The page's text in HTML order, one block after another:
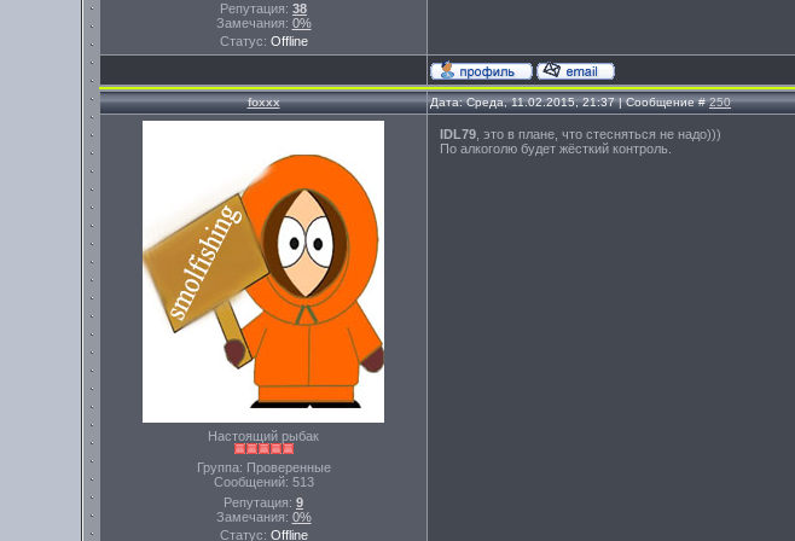
Репутация: 38
Замечания: 0%
Статус: Offline
foxxx Дата: Среда, 11.02.2015, 21:37 | Сообщение #250
Настоящий рыбак
Группа: Проверенные
Сообщений: 513
Репутация: 9
Замечания: 0%
Статус: Offline
IDL79 , это в плане, что стесняться не надо)))
По алкоголю будет жёсткий контроль.